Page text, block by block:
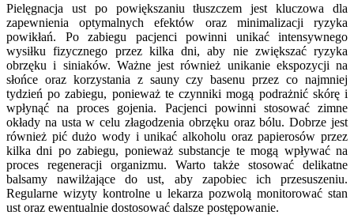
Pielęgnacja ust po powiększaniu tłuszczem jest kluczowa dla
zapewnienia optymalnych efektów oraz minimalizacji ryzyka
powikłań. Po zabiegu pacjenci powinni unikać intensywnego
wysiłku fizycznego przez kilka dni, aby nie zwiększać ryzyka
obrzęku i siniaków. Ważne jest również unikanie ekspozycji na
słońce oraz korzystania z sauny czy basenu przez co najmniej
tydzień po zabiegu, ponieważ te czynniki mogą podrażnić skórę i
wpłynąć na proces gojenia. Pacjenci powinni stosować zimne
okłady na usta w celu złagodzenia obrzęku oraz bólu. Dobrze jest
również pić dużo wody i unikać alkoholu oraz papierosów przez
kilka dni po zabiegu, ponieważ substancje te mogą wpływać na
proces regeneracji organizmu. Warto także stosować delikatne
balsamy nawilżające do ust, aby zapobiec ich przesuszeniu.
Regularne wizyty kontrolne u lekarza pozwolą monitorować stan
ust oraz ewentualnie dostosować dalsze postępowanie.